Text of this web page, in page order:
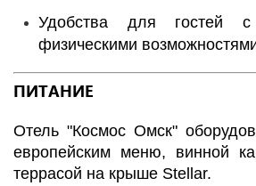
Удобства для гостей с
физическими
ПИТАНИЕ
Отель "Космос Омск"
европейским меню, винной
террасой на крыше Stellar.